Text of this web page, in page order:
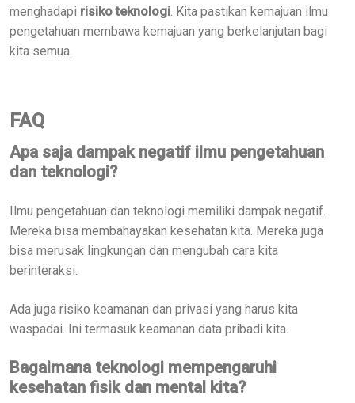
menghadapi risiko teknologi. Kita pastikan kemajuan ilmu
pengetahuan membawa kemajuan yang berkelanjutan bagi
kita semua.
FAQ
Apa saja dampak negatif ilmu pengetahuan
dan teknologi?
Ilmu pengetahuan dan teknologi memiliki dampak negatif.
Mereka bisa membahayakan kesehatan kita. Mereka juga
bisa merusak lingkungan dan mengubah cara kita
berinteraksi.
Ada juga risiko keamanan dan privasi yang harus kita
waspadai. Ini termasuk keamanan data pribadi kita.
Bagaimana teknologi mempengaruhi
kesehatan fisik dan mental kita?